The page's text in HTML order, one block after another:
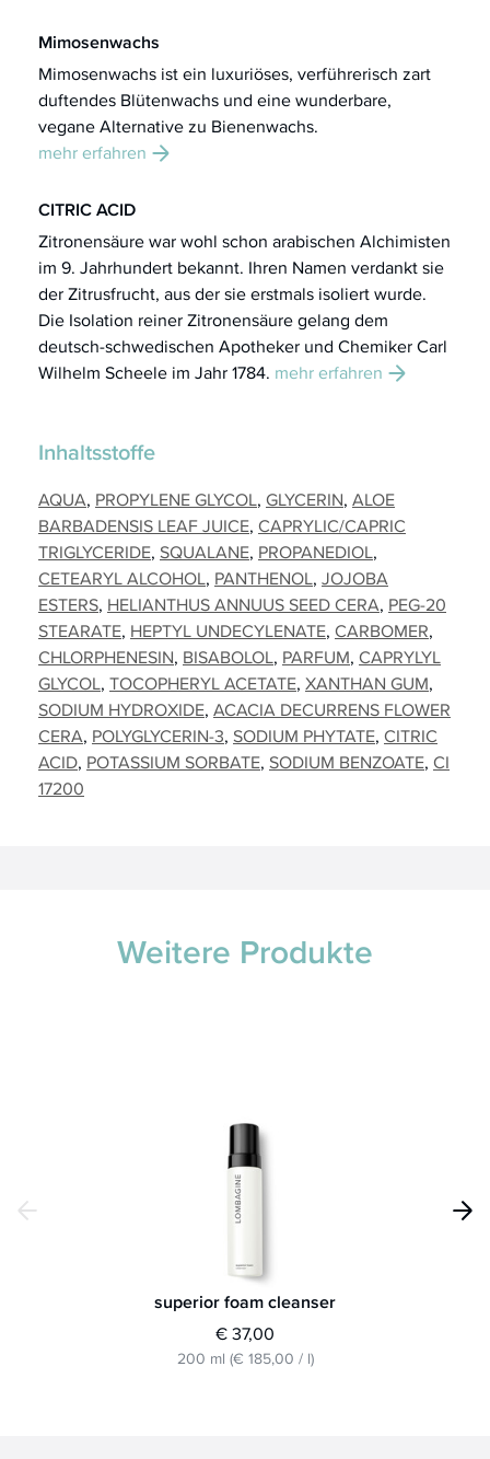
Mimosenwachs
Mimosenwachs ist ein luxuriöses, verführerisch zart
duftendes Blütenwachs und eine wunderbare,
vegane Alternative zu Bienenwachs.
mehr erfahren
CITRIC ACID
Zitronensäure war wohl schon arabischen Alchimisten
im 9. Jahrhundert bekannt. Ihren Namen verdankt sie
der Zitrusfrucht, aus der sie erstmals isoliert wurde.
Die Isolation reiner Zitronensäure gelang dem
deutsch-schwedischen Apotheker und Chemiker Carl
Wilhelm Scheele im Jahr 1784. mehr erfahren
Inhaltsstoffe
AQUA PROPYLENE GLYCOL GLYCERIN ALOE
BARBADENSIS LEAF JUICE CAPRYLIC/CAPRIC
TRIGLYCERIDE SQUALANE PROPANEDIOL
CETEARYL ALCOHOL PANTHENOL JOJOBA
ESTERS HELIANTHUS ANNUUS SEED CERA PEG-20
STEARATE HEPTYL UNDECYLENATE CARBOMER
CHLORPHENESIN BISABOLOL PARFUM CAPRYLYL
GLYCOL TOCOPHERYL ACETATE XANTHAN GUM
SODIUM HYDROXIDE ACACIA DECURRENS FLOWER
CERA POLYGLYCERIN-3 SODIUM PHYTATE CITRIC
ACID POTASSIUM SORBATE SODIUM BENZOATE CI
17200
Weitere Produkte
superior foam cleanser
€ 37,00
200 ml (€ 185,00 / l)